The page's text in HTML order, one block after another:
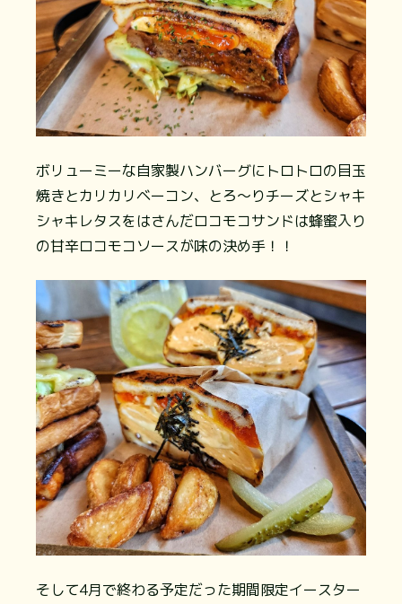
ボリューミーな自家製ハンバーグにトロトロの目玉
焼きとカリカリベーコン、とろ～りチーズとシャキ
シャキレタスをはさんだロコモコサンドは蜂蜜入り
の甘辛ロコモコソースが味の決め手！！
そして4月で終わる予定だった期間限定イースター